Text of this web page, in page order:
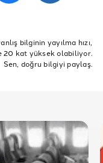
Everything you
the departing
bilginin yayılma hızı,
20 kat yüksek olabiliyor.
Sen, doğru bilgiyi paylaş.